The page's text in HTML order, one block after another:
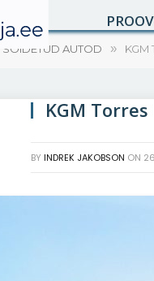
SÕIDETUD AUTOD » KGM
KGM
BY INDREK JAKOBSON ON